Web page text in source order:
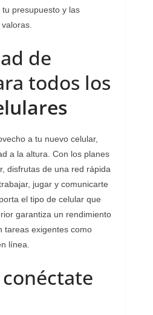
presupuesto y las
de
todos los
a tu nuevo celular,
a la altura. Con los planes
disfrutas de una red rápida
jugar y comunicarte
el tipo de celular que
garantiza un rendimiento
tareas exigentes como
línea.